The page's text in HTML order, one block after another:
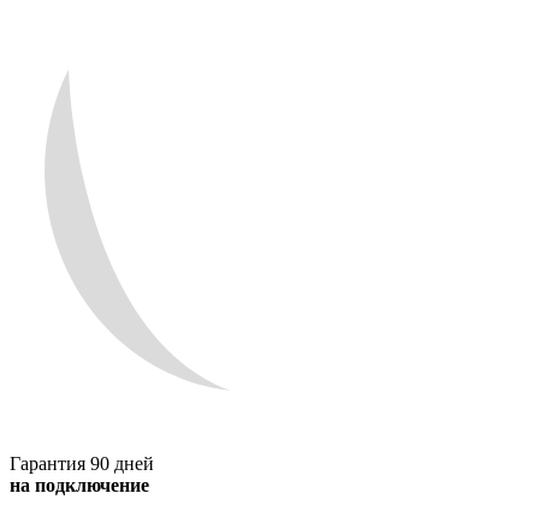
Гарантия 90 дней
на подключение